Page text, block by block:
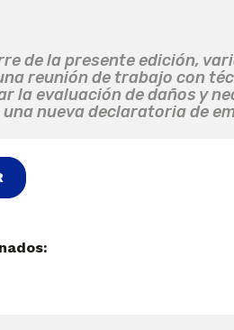
de la presente edición,
reunión de trabajo con
la evaluación de daños y
nueva declaratoria de